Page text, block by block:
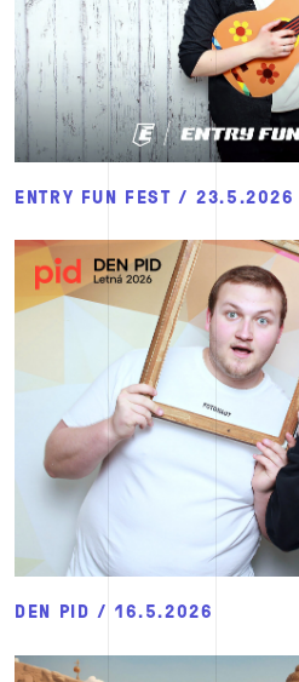
ENTRY FUN FEST / 23.5.2026
DEN PID / 16.5.2026